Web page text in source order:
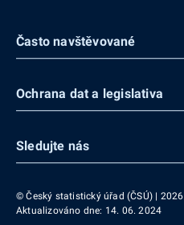
Často navštěvované
Ochrana dat a legislativa
Sledujte nás
© Český statistický úřad (ČSÚ) | 2026
Aktualizováno dne: 14. 06. 2024